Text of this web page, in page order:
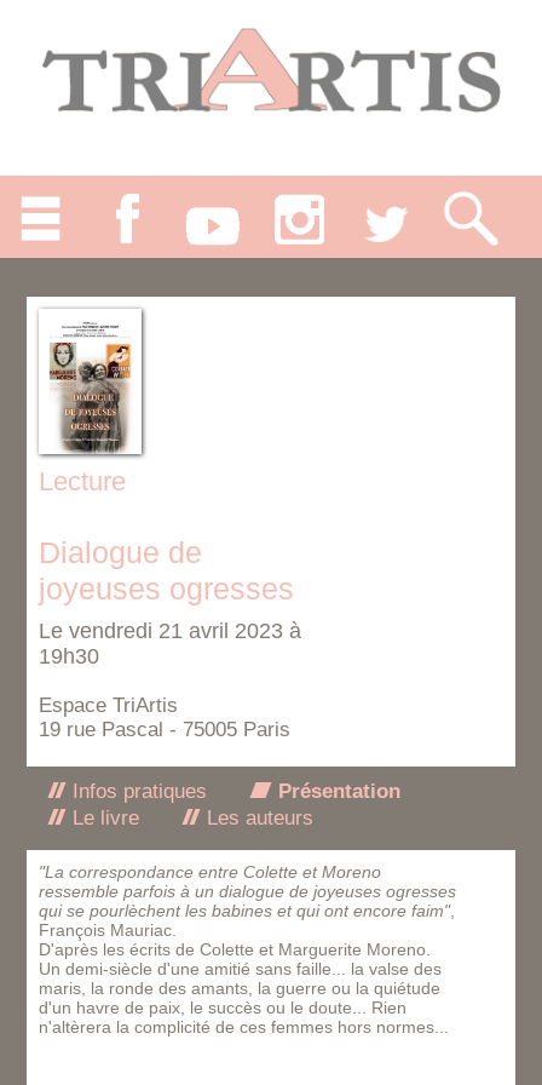
Lecture
Dialogue de
joyeuses ogresses
Le vendredi 21 avril 2023 à
19h30
Espace TriArtis
19 rue Pascal - 75005 Paris
Infos pratiques
Présentation
Le livre
Les auteurs
"La correspondance entre Colette et Moreno
ressemble parfois à un dialogue de joyeuses ogresses
qui se pourlèchent les babines et qui ont encore faim",
François Mauriac.
D'après les écrits de Colette et Marguerite Moreno.
Un demi-siècle d'une amitié sans faille... la valse des
maris, la ronde des amants, la guerre ou la quiétude
d'un havre de paix, le succès ou le doute... Rien
n'altèrera la complicité de ces femmes hors normes...